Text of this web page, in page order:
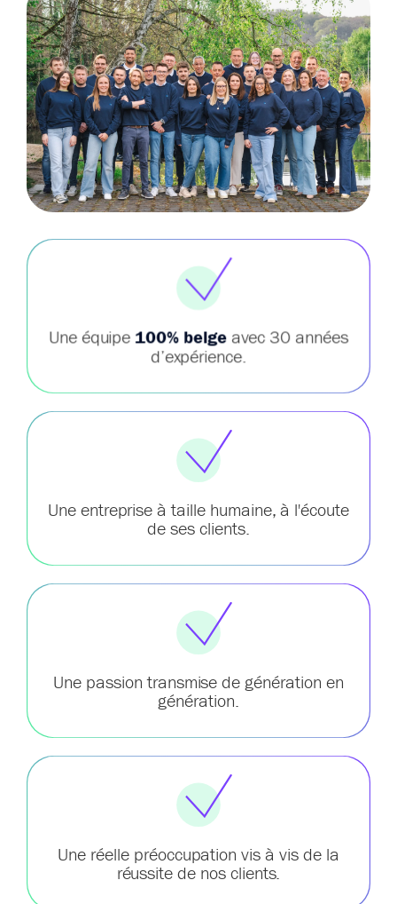
Une équipe 100% belge avec 30 années
d’expérience.
Une entreprise à taille humaine, à l'écoute
de ses clients.
Une passion transmise de génération en
génération.
Une réelle préoccupation vis à vis de la
réussite de nos clients.